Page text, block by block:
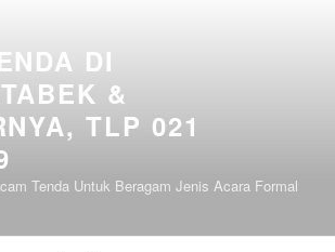
DI
&
TLP 021
Tenda Untuk Beragam Jenis Acara Formal